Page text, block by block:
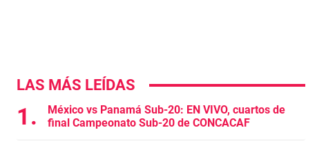
LAS MÁS LEÍDAS
México vs Panamá Sub-20: EN VIVO, cuartos de
final Campeonato Sub-20 de CONCACAF